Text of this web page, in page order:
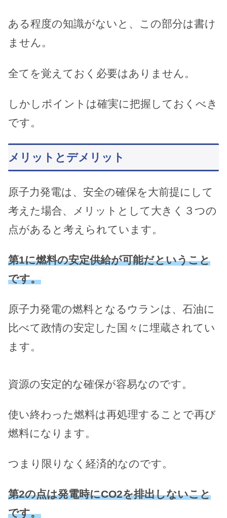
ある程度の知識がないと、この部分は書け
ません。
全てを覚えておく必要はありません。
しかしポイントは確実に把握しておくべき
です。
メリットとデメリット
原子力発電は、安全の確保を大前提にして
考えた場合、メリットとして大きく３つの
点があると考えられています。
第1に燃料の安定供給が可能だということ
です。
原子力発電の燃料となるウランは、石油に
比べて政情の安定した国々に埋蔵されてい
ます。
資源の安定的な確保が容易なのです。
使い終わった燃料は再処理することで再び
燃料になります。
つまり限りなく経済的なのです。
第2の点は発電時にCO2を排出しないこと
です。